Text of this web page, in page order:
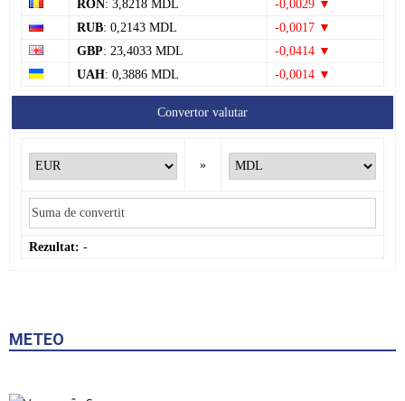
RON: 3,8218 MDL
-0,0029 ▼
RUB: 0,2143 MDL
-0,0017 ▼
GBP: 23,4033 MDL
-0,0414 ▼
UAH: 0,3886 MDL -0,0014 ▼
Convertor valutar
»
Rezultat: -
METEO